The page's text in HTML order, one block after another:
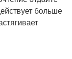
больше